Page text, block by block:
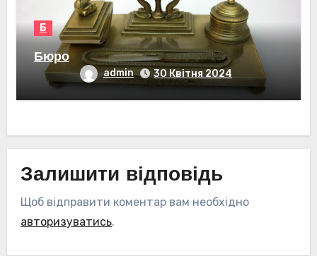
Б
Бюро
admin 30 Квітня 2024
Залишити відповідь
Щоб відправити коментар вам необхідно
авторизуватись.